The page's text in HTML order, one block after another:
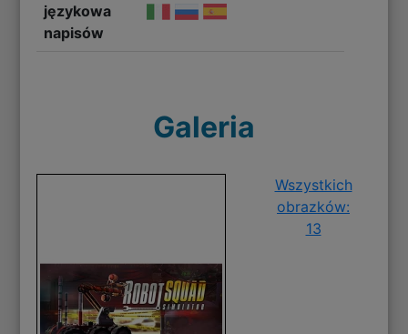
językowa
napisów
Galeria
Wszystkich
obrazków:
13